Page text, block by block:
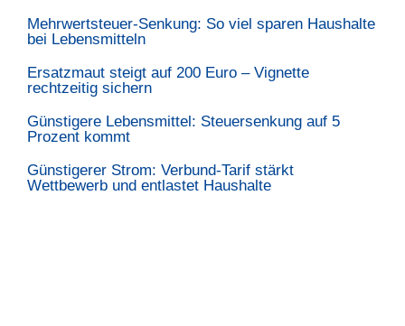
Mehrwertsteuer-Senkung: So viel sparen Haushalte
bei Lebensmitteln
Ersatzmaut steigt auf 200 Euro – Vignette
rechtzeitig sichern
Günstigere Lebensmittel: Steuersenkung auf 5
Prozent kommt
Günstigerer Strom: Verbund-Tarif stärkt
Wettbewerb und entlastet Haushalte